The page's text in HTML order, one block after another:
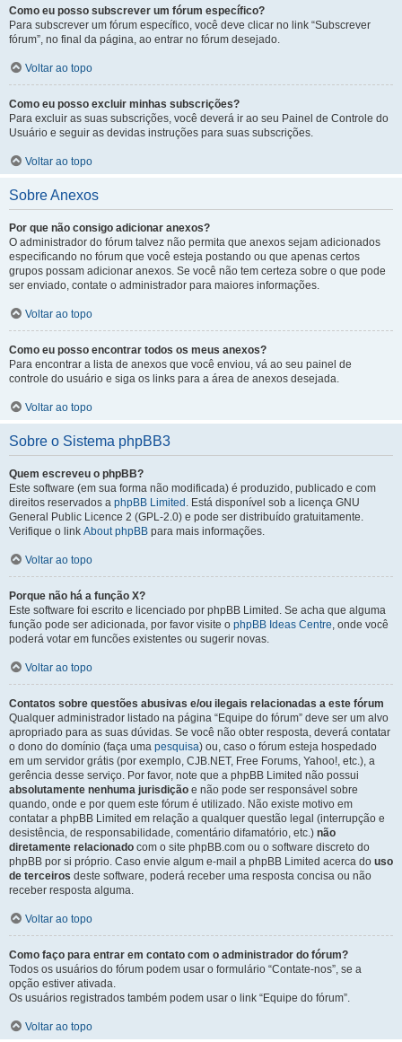
Como eu posso subscrever um fórum específico?
Para subscrever um fórum específico, você deve clicar no link “Subscrever
fórum”, no final da página, ao entrar no fórum desejado.
Voltar ao topo
Como eu posso excluir minhas subscrições?
Para excluir as suas subscrições, você deverá ir ao seu Painel de Controle do
Usuário e seguir as devidas instruções para suas subscrições.
Voltar ao topo
Sobre Anexos
Por que não consigo adicionar anexos?
O administrador do fórum talvez não permita que anexos sejam adicionados
especificando no fórum que você esteja postando ou que apenas certos
grupos possam adicionar anexos. Se você não tem certeza sobre o que pode
ser enviado, contate o administrador para maiores informações.
Voltar ao topo
Como eu posso encontrar todos os meus anexos?
Para encontrar a lista de anexos que você enviou, vá ao seu painel de
controle do usuário e siga os links para a área de anexos desejada.
Voltar ao topo
Sobre o Sistema phpBB3
Quem escreveu o phpBB?
Este software (em sua forma não modificada) é produzido, publicado e com
direitos reservados a phpBB Limited . Está disponível sob a licença GNU
General Public Licence 2 (GPL-2.0) e pode ser distribuído gratuitamente.
Verifique o link About phpBB para mais informações.
Voltar ao topo
Porque não há a função X?
Este software foi escrito e licenciado por phpBB Limited. Se acha que alguma
função pode ser adicionada, por favor visite o phpBB Ideas Centre, onde você
poderá votar em funcões existentes ou sugerir novas.
Voltar ao topo
Contatos sobre questões abusivas e/ou ilegais relacionadas a este fórum
Qualquer administrador listado na página “Equipe do fórum” deve ser um alvo
apropriado para as suas dúvidas. Se você não obter resposta, deverá contatar
o dono do domínio (faça uma pesquisa) ou, caso o fórum esteja hospedado
em um servidor grátis (por exemplo, CJB.NET, Free Forums, Yahoo!, etc.), a
gerência desse serviço. Por favor, note que a phpBB Limited não possui
absolutamente nenhuma jurisdição e não pode ser responsável sobre
quando, onde e por quem este fórum é utilizado. Não existe motivo em
contatar a phpBB Limited em relação a qualquer questão legal (interrupção e
desistência, de responsabilidade, comentário difamatório, etc.) não
diretamente relacionado com o site phpBB.com ou o software discreto do
phpBB por si próprio. Caso envie algum e-mail a phpBB Limited acerca do uso
de terceiros deste software, poderá receber uma resposta concisa ou não
receber resposta alguma.
Voltar ao topo
Como faço para entrar em contato com o administrador do fórum?
Todos os usuários do fórum podem usar o formulário “Contate-nos”, se a
opção estiver ativada.
Os usuários registrados também podem usar o link “Equipe do fórum”.
Voltar ao topo